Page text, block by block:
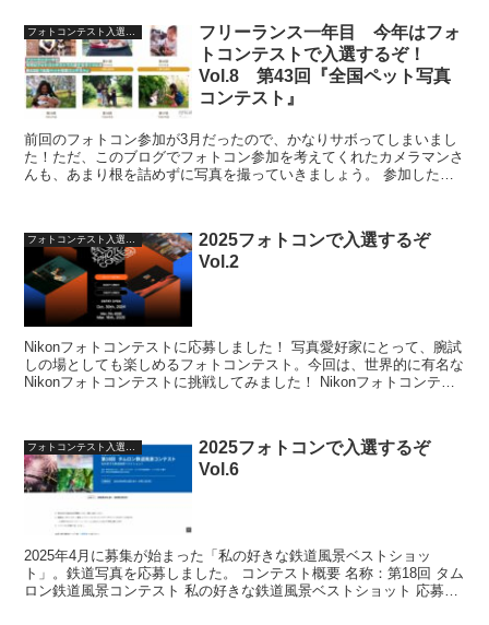
フリーランス一年目 今年はフォ
トコンテストで入選するぞ！
Vol.8 第43回『全国ペット写真
コンテスト』
前回のフォトコン参加が3月だったので、かなりサボってしまいまし
た！ただ、このブログでフォトコン参加を考えてくれたカメラマンさ
んも、あまり根を詰めずに写真を撮っていきましょう。 参加したフ
フォトコンテスト入選への道
2025フォトコンで入選するぞ
Vol.2
Nikonフォトコンテストに応募しました！ 写真愛好家にとって、腕試
しの場としても楽しめるフォトコンテスト。今回は、世界的に有名な
Nikonフォトコンテストに挑戦してみました！ Nikonフォトコンテス
フォトコンテスト入選への道
2025フォトコンで入選するぞ
Vol.6
2025年4月に募集が始まった「私の好きな鉄道風景ベストショッ
ト」。鉄道写真を応募しました。 コンテスト概要 名称：第18回 タム
ロン鉄道風景コンテスト 私の好きな鉄道風景ベストショット 応募期